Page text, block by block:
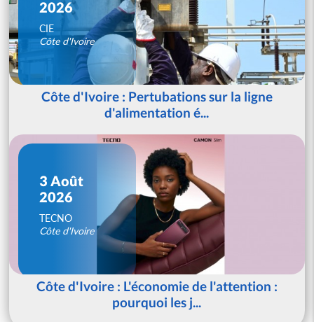
2026
CIE
Côte d'Ivoire
Côte d'Ivoire : Pertubations sur la ligne
d'alimentation é...
3 Août
2026
TECNO
Côte d'Ivoire
Côte d'Ivoire : L'économie de l'attention :
pourquoi les j...